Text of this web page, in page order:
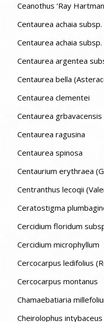
Ceanothus ‘Ray
Centaurea achaia
Centaurea achaia
Centaurea argentea
Centaurea bella
Centaurea clementei
Centaurea grbavacensis
Centaurea ragusina
Centaurea spinosa
Centaurium erythraea
Centranthus lecoqii
Ceratostigma
Cercidium floridum
Cercidium microphyllum
Cercocarpus ledifolius
Cercocarpus montanus
Chamaebatiaria
Cheirolophus